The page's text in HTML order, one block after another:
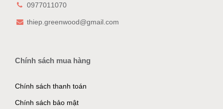
0977011070
thiep.greenwood@gmail.com
Chính sách mua hàng
Chính sách thanh toán
Chính sách bảo mật